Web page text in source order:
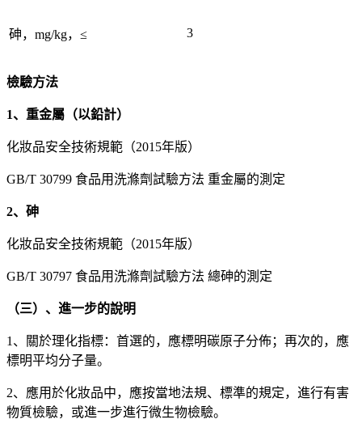
砷，mg/kg，≤ 3
檢驗方法
1、重金屬（以鉛計）
化妝品安全技術規範（2015年版）
GB/T 30799 食品用洗滌劑試驗方法 重金屬的測定
2、砷
化妝品安全技術規範（2015年版）
GB/T 30797 食品用洗滌劑試驗方法 總砷的測定
（三）、進一步的說明
1、關於理化指標：首選的，應標明碳原子分佈；再次的，應
標明平均分子量。
2、應用於化妝品中，應按當地法規、標準的規定，進行有害
物質檢驗，或進一步進行微生物檢驗。